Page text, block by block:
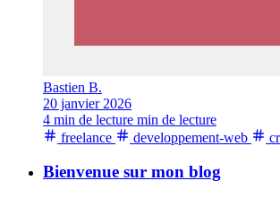
Bastien B.
20 janvier 2026
4 min de lecture min de lecture
freelance
developpement-web
Bienvenue sur mon blog